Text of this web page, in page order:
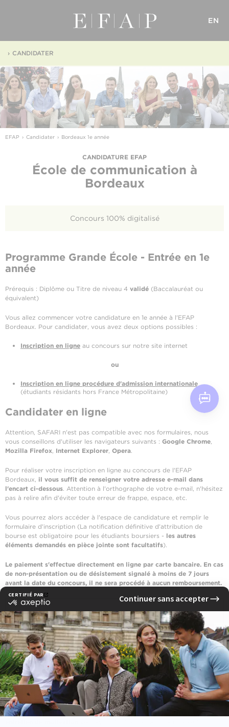
EN
CANDIDATER
EFAP Candidater Bordeaux 1e année
CANDIDATURE EFAP
École de communication à
Bordeaux
Concours 100% digitalisé
Programme Grande École - Entrée en 1e
année
Prérequis : Diplôme ou Titre de niveau 4 validé (Baccalauréat ou
équivalent)
Vous allez commencer votre candidature en 1e année à l'EFAP
Bordeaux. Pour candidater, vous avez deux options possibles :
Inscription en ligne au concours sur notre site internet
ou
Inscription en ligne procédure d'admission internationale
(étudiants résidants hors France Métropolitaine)
Candidater en ligne
Attention, SAFARI n'est pas compatible avec nos formulaires, nous
vous conseillons d'utiliser les navigateurs suivants : Google Chrome,
Mozilla Firefox, Internet Explorer, Opera.
Pour réaliser votre inscription en ligne au concours de l'EFAP
Bordeaux, il vous suffit de renseigner votre adresse e-mail dans
l'encart ci-dessous. Attention à l'orthographe de votre e-mail, n'hésitez
pas à relire afin d'éviter toute erreur de frappe, espace, etc.
Vous pourrez alors accéder à l'espace de candidature et remplir le
formulaire d'inscription (La notification définitive d'attribution de
bourse est obligatoire pour les étudiants boursiers - les autres
éléments demandés en pièce jointe sont facultatifs).
Le paiement s'effectue directement en ligne par carte bancaire. En cas
de non-présentation ou de désistement signalé à moins de 7 jours
avant la date du concours, il ne sera procédé à aucun remboursement.
CANDIDATER EN LIGNE
Procédure internationale
Les étudiants résidants HORS France métropolitaine actuellement en
classe de terminale ou déjà titulaires du bac qui ne peuvent pas venir
passer les concours en France bénéficientd'une procédure simplifiée.
Les candidats à l'EFAP Bordeaux n'auront pas d'épreuve écrite à
passer pour candidater à notre école de communication.
d'admission s'effectue sur l'étude du dossier de candidature et un